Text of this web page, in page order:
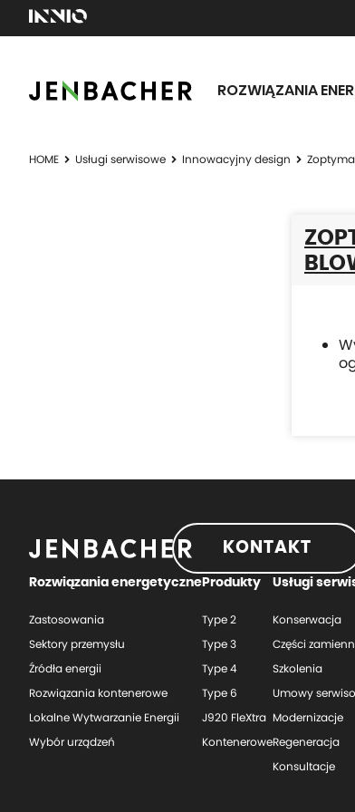
ROZWIĄZANIA
HOME Usługi serwisowe Innowacyjny design
KONTAKT
Rozwiązania energetyczne
Zastosowania
Sektory przemysłu
Źródła energii
Rozwiązania kontenerowe
Lokalne Wytwarzanie Energii
Wybór urządzeń
Produkty
Type 2
Type 3
Type 4
Type 6
J920 FleXtra
Kontenerowe
Usługi
Konserwacja
Części
Szkolenia
Umowy
Modernizacje
Regeneracja
Konsultacje